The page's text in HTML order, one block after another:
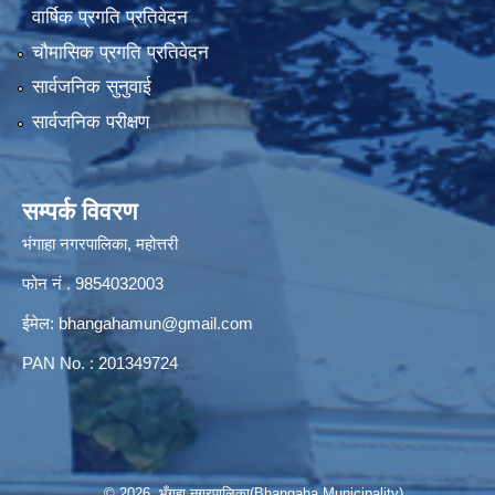
वार्षिक प्रगति प्रतिवेदन
चौमासिक प्रगति प्रतिवेदन
सार्वजनिक सुनुवाई
सार्वजनिक परीक्षण
सम्पर्क विवरण
भंगाहा नगरपालिका, महोत्तरी
फोन नं . 9854032003
ईमेल: bhangahamun@gmail.com
PAN No. : 201349724